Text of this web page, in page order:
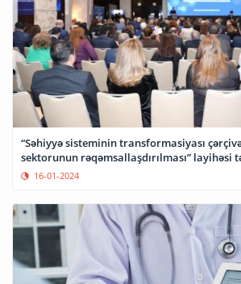
“Səhiyyə sisteminin transformasiyası
sektorunun rəqəmsallaşdırılması” layihəsi
16-01-2024